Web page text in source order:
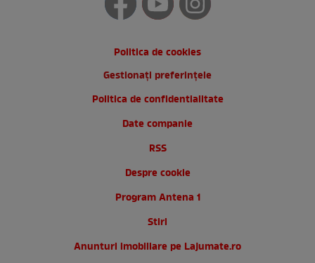
Politica de cookies
Gestionați preferințele
Politica de confidentialitate
Date companie
RSS
Despre cookie
Program Antena 1
Stiri
Anunturi imobiliare pe Lajumate.ro